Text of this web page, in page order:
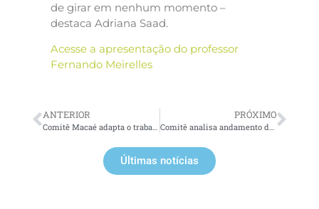
de girar em nenhum momento –
destaca Adriana Saad.
Acesse a apresentação do professor
Fernando Meirelles
ANTERIOR PRÓXIMO
Últimas notícias